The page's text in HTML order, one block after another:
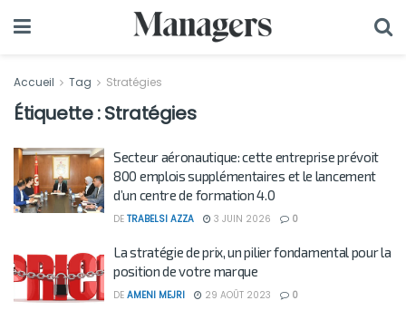
Accueil Tag Stratégies
Étiquette :Stratégies
Secteur aéronautique: cette entreprise prévoit
800 emplois supplémentaires et le lancement
d’un centre de formation 4.0
DE TRABELSI AZZA 3 JUIN 2026 0
La stratégie de prix, un pilier fondamental pour la
position de votre marque
DE AMENI MEJRI 29 AOÛT 2023 0